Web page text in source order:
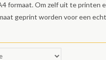
formaat. Om zelf uit te
geprint worden voor een